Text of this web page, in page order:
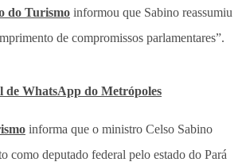
do Turismo informou que Sabino reassumiu
de compromissos parlamentares”.
de WhatsApp do Metrópoles
informa que o ministro Celso Sabino
como deputado federal pelo estado do Pará